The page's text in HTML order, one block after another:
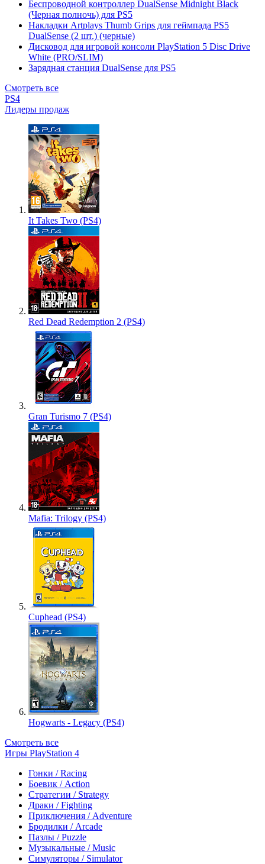
Беспроводной контроллер DualSense Midnight Black
(Черная полночь) для PS5
Накладки Artplays Thumb Grips для геймпада PS5
DualSense (2 шт.) (черные)
Дисковод для игровой консоли PlayStation 5 Disc Drive
White (PRO/SLIM)
Зарядная станция DualSense для PS5
Смотреть все
PS4
Лидеры продаж
It Takes Two (PS4)
Red Dead Redemption 2 (PS4)
Gran Turismo 7 (PS4)
Mafia: Trilogy (PS4)
Cuphead (PS4)
Hogwarts - Legacy (PS4)
Смотреть все
Игры PlayStation 4
Гонки / Racing
Боевик / Action
Стратегии / Strategy
Драки / Fighting
Приключения / Adventure
Бродилки / Arcade
Пазлы / Puzzle
Музыкальные / Music
Симуляторы / Simulator